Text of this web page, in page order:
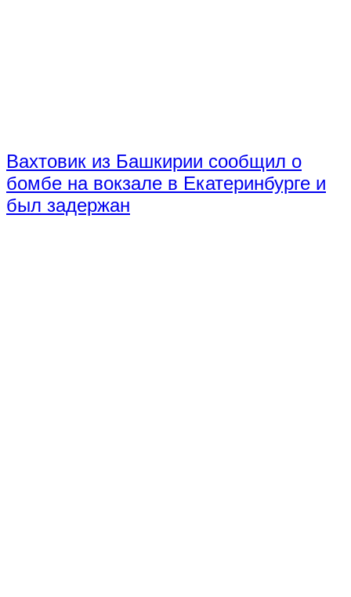
Вахтовик из Башкирии сообщил о
бомбе на вокзале в Екатеринбурге и
был задержан